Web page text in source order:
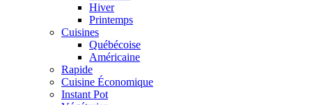
Hiver
Printemps
Cuisines
Québécoise
Américaine
Rapide
Cuisine Économique
Instant Pot